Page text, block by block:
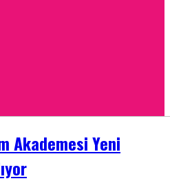
Akademesi Yeni